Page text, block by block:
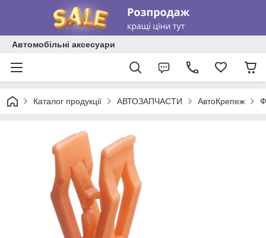
Автомобільні аксесуари
Каталог продукції АВТОЗАПЧАСТИ АвтоКрепеж